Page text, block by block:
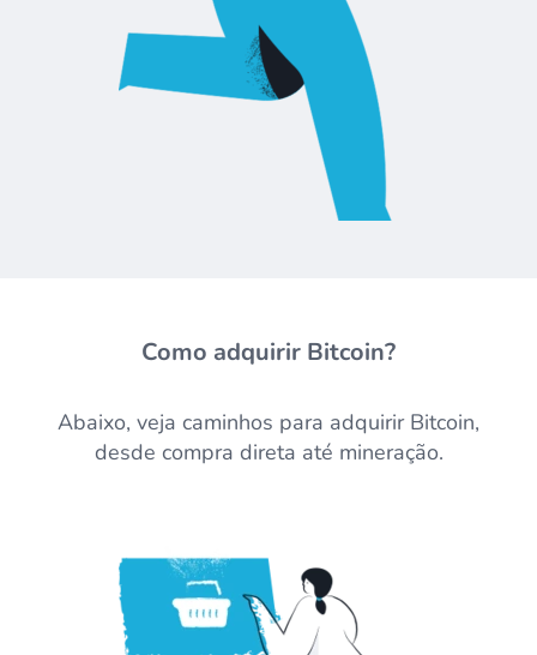
Como adquirir Bitcoin?
Abaixo, veja caminhos para adquirir Bitcoin,
desde compra direta até mineração.